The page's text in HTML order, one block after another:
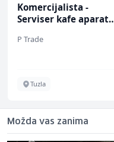
Komercijalista -
Serviser kafe aparata
P Trade
Tuzla
Možda vas zanima